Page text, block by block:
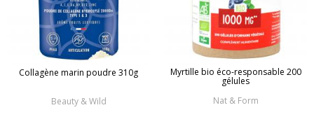
Collagène marin poudre 310g
Beauty & Wild
Myrtille bio éco-responsable 200
gélules
Nat & Form